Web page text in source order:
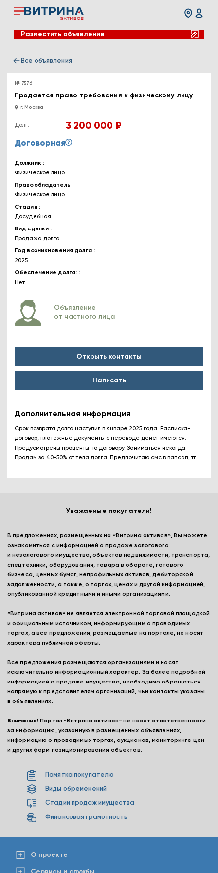
Разместить объявление
Все объявления
№ 7576
Продается право требования к физическому лицу
г. Москва
Долг: 3 200 000 ₽
Договорная
Должник
Физическое лицо
Правообладатель
Физическое лицо
Стадия
Досудебная
Вид сделки
Продажа долга
Год возникновения долга
2025
Обеспечение долга:
Нет
Объявление
от частного лица
Открыть контакты
Написать
Дополнительная информация
Срок возврата долга наступил в январе 2025 года. Расписка-
договор, платежные документы о переводе денег имеются.
Предусмотрены проценты по договору. Заниматься некогда.
Продам за 40-50% от тела долга. Предпочитаю смс в вапсап, тг.
Уважаемые покупатели!
В предложениях, размещенных на «Витрина активов», Вы можете
ознакомиться с информацией о продаже залогового
и незалогового имущества, объектов недвижимости, транспорта,
спецтехники, оборудования, товара в обороте, готового
бизнеса, ценных бумаг, непрофильных активов, дебиторской
задолженности, а также, о торгах, ценах и другой информацией,
опубликованной кредитными и иными организациями.
«Витрина активов» не является электронной торговой площадкой
и официальным источником, информирующим о проводимых
торгах, а все предложения, размещаемые на портале, не носят
характера публичной оферты.
Все предложения размещаются организациями и носят
исключительно информационный характер. За более подробной
информацией о продаже имущества, необходимо обращаться
напрямую к представителям организаций, чьи контакты указаны
в объявлениях.
Внимание! Портал «Витрина активов» не несет ответственности
за информацию, указанную в размещенных объявлениях,
информацию о проводимых торгах, аукционов, мониторинге цен
и других форм позиционирования объектов.
Памятка покупателю
Виды обременений
Стадии продаж имущества
Финансовая грамотность
О проекте
Сервисы и службы